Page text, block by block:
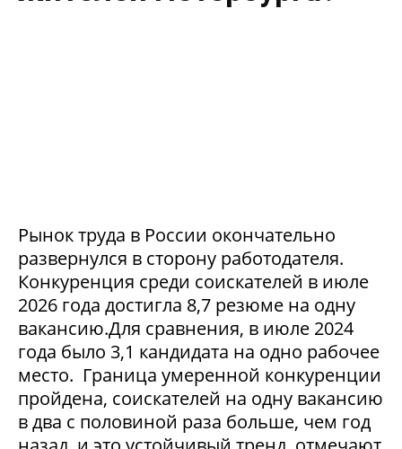
Рынок труда в России окончательно
развернулся в сторону работодателя.
Конкуренция среди соискателей в июле
2026 года достигла 8,7 резюме на одну
вакансию.Для сравнения, в июле 2024
года было 3,1 кандидата на одно рабочее
место. Граница умеренной конкуренции
пройдена, соискателей на одну вакансию
в два с половиной раза больше, чем год